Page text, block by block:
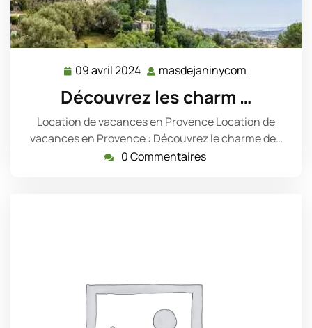
09 avril 2024 09
avril
2024
masdejaninycom
Découvrez les charm …
Location de vacances en Provence Location de
vacances en Provence : Découvrez le charme de…
0 Commentaires